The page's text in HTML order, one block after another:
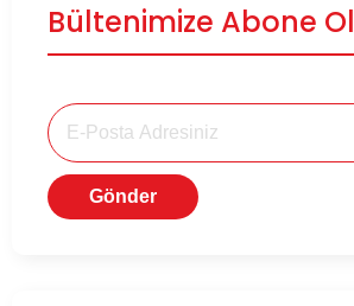
Bültenimize Abone Ol
Gönder